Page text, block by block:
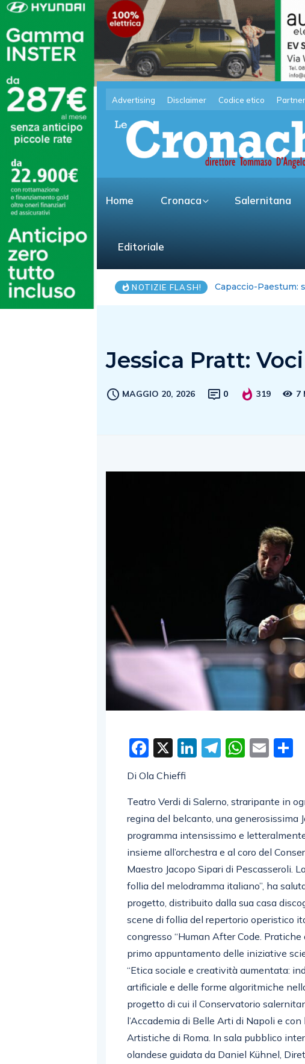
Advertising Disclaimer Codice etico Partner
Home Cronaca Salernitana
Editoriale
NOTIZIE FLASH! Fisciano. Rita
Jessica Pratt:
MAGGIO 20, 2026 0 319 7
Facebook
X LinkedIn
Telegram
Di Ola Chieffi
Teatro Verdi di Salerno, straripante in
regina del belcanto, una generosissima
programma intensissimo e
insieme all’orchestra e al coro del
Maestro Jacopo Sipari di Pescasseroli.
follia del melodramma italiano”, ha
progetto, distribuito dalla sua casa
scene di follia del repertorio operistico
congresso “Human After Code.
primo appuntamento delle iniziative
“Etica sociale e creatività aumentata:
artificiale e delle forme algoritmiche
progetto di cui il Conservatorio
l’Accademia di Belle Arti di Napoli e
Artistiche di Roma. In sala pubblico
olandese guidata da Daniel Kühnel,